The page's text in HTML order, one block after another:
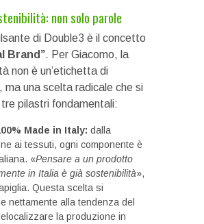
non solo parole
di Double3 è il concetto
Brand”. Per Giacomo, la
non è un’etichetta di
ma una scelta radicale che si
pilastri fondamentali:
Made in Italy: dalla
ai tessuti, ogni componente è
«Pensare a un prodotto
in Italia è già sostenibilità»,
Questa scelta si
nettamente alla tendenza del
la produzione in